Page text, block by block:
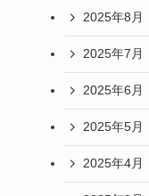
2025年8月
2025年7月
2025年6月
2025年5月
2025年4月